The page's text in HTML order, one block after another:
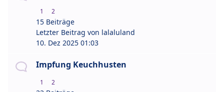
1 2
15 Beiträge
Letzter Beitrag von lalaluland
10. Dez 2025 01:03
Impfung Keuchhusten
1 2